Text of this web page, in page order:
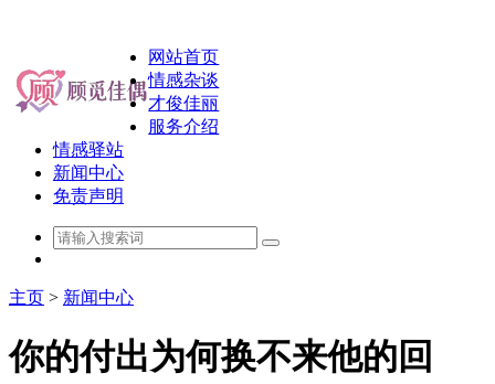
网站首页
情感杂谈
才俊佳丽
服务介绍
情感驿站
新闻中心
免责声明
主页 > 新闻中心
你的付出为何换不来他的回